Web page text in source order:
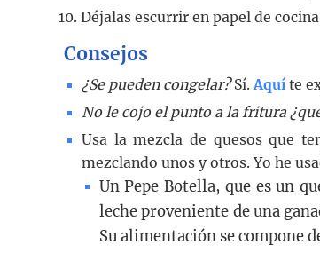
Déjalas escurrir en papel de
Consejos
¿Se pueden congelar?Sí.Aquí te
No le cojo el punto a la fritura
Usa la mezcla de quesos que
mezclando unos y otros. Yo he
Un Pepe Botella, que es un
leche proveniente de una
Su alimentación se compone